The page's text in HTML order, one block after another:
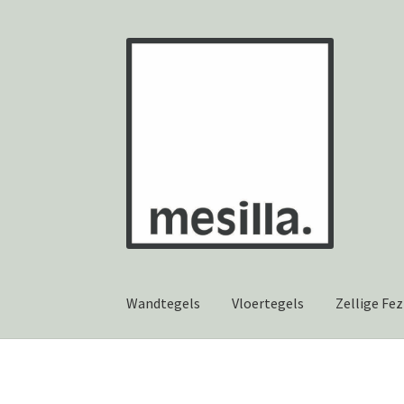
Ga
Ga
Wandtegels Vloertegels Zellige Fez